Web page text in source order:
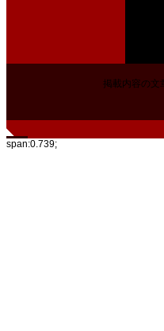
掲載内容の文
span:0.739;